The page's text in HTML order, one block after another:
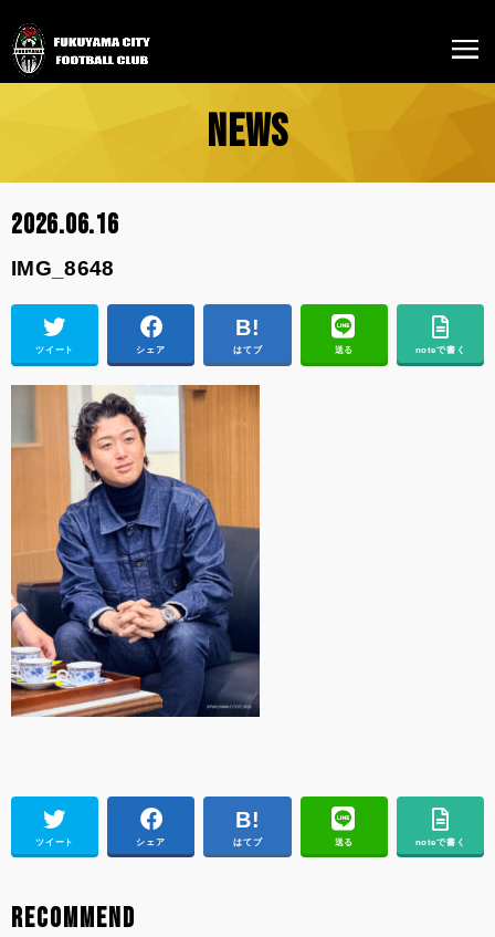
NEWS
2026.06.16
IMG_8648
ツイート シェア はてブ 送る noteで書く
ツイート シェア はてブ 送る noteで書く
RECOMMEND